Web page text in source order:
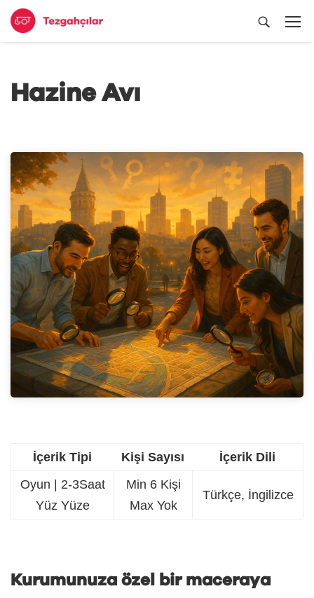
Hazine Avı
İçerik Tipi Kişi Sayısı
İçerik Dili
Oyun | 2-3Saat
Yüz Yüze
Min 6 Kişi
MaxYok
Türkçe, İngilizce
Kurumunuza özel bir maceraya